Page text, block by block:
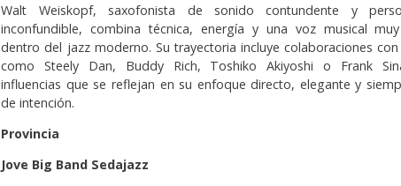
Walt Weiskopf, saxofonista de sonido contundente y
inconfundible, combina técnica, energía y una voz musical
dentro del jazz moderno. Su trayectoria incluye colaboraciones
como Steely Dan, Buddy Rich, Toshiko Akiyoshi o Frank
influencias que se reflejan en su enfoque directo, elegante y
de intención.
Provincia
Jove Big Band Sedajazz